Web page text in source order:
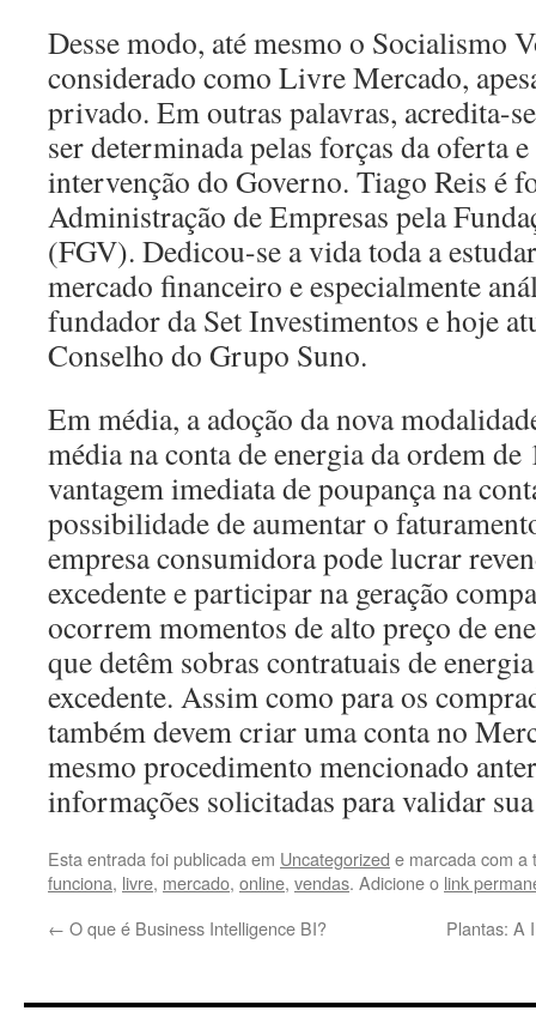
Desse modo, até mesmo o Socialismo
considerado como Livre Mercado,
privado. Em outras palavras, acredita-
ser determinada pelas forças da oferta
intervenção do Governo. Tiago Reis é
Administração de Empresas pela
(FGV). Dedicou-se a vida toda a
mercado financeiro e especialmente
fundador da Set Investimentos e hoje
Conselho do Grupo Suno.
Em média, a adoção da nova
média na conta de energia da ordem de
vantagem imediata de poupança na
possibilidade de aumentar o
empresa consumidora pode lucrar
excedente e participar na geração
ocorrem momentos de alto preço de
que detêm sobras contratuais de
excedente. Assim como para os
também devem criar uma conta no
mesmo procedimento mencionado
informações solicitadas para validar
Esta entrada foi publicada em Uncategorized e marcada com
funciona, livre, mercado, online, vendas. Adicione o link
← O que é Business Intelligence BI? Plantas: A